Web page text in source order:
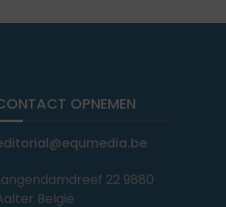
OPNEMEN
22 9880
België